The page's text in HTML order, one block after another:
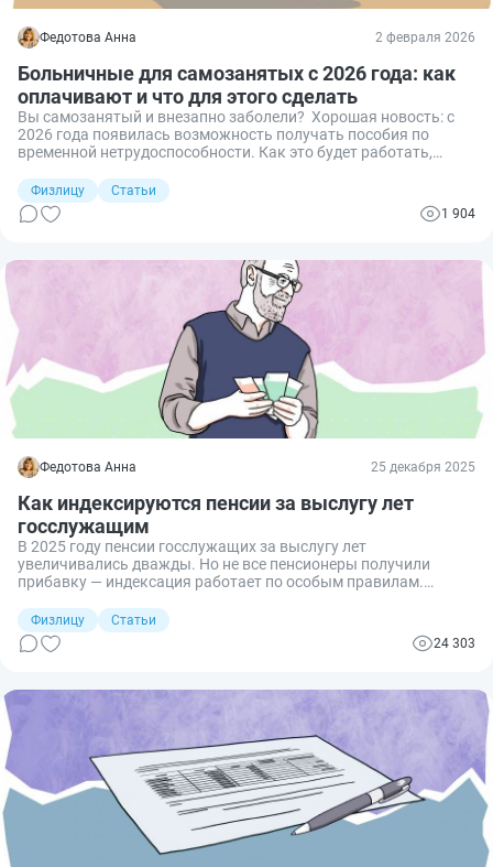
Федотова Анна 2 февраля 2026
Больничные для самозанятых с 2026 года: как
оплачивают и что для этого сделать
Вы самозанятый и внезапно заболели? Хорошая новость: с
2026 года появилась возможность получать пособия по
временной нетрудоспособности. Как это будет работать,
разберу дальше.
Физлицу
Статьи
1 904
Федотова Анна 25 декабря 2025
Как индексируются пенсии за выслугу лет
госслужащим
В 2025 году пенсии госслужащих за выслугу лет
увеличивались дважды. Но не все пенсионеры получили
прибавку — индексация работает по особым правилам.
и стоит ли ждать очередной прибавки.
Физлицу
Статьи
24 303